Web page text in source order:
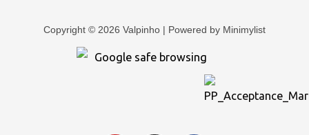
Copyright © 2026 Valpinho | Powered by Minimylist